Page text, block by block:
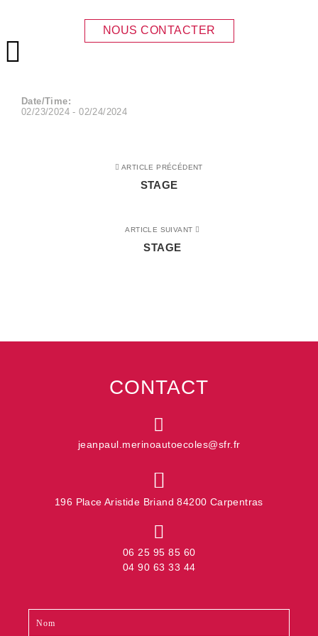
Menu principal
NOUS CONTACTER
STAGE
Date/Time:
02/23/2024 - 02/24/2024
ARTICLE PRÉCÉDENT
STAGE
ARTICLE SUIVANT
STAGE
CONTACT
jeanpaul.merinoautoecoles@sfr.fr
196 Place Aristide Briand 84200 Carpentras
06 25 95 85 60
04 90 63 33 44
footer
vous